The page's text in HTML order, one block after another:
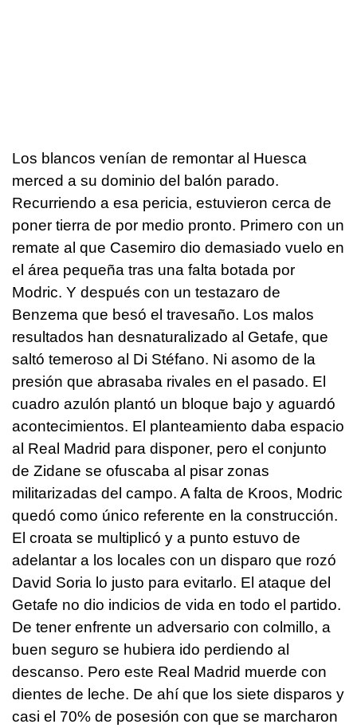
Los blancos venían de remontar al Huesca
merced a su dominio del balón parado.
Recurriendo a esa pericia, estuvieron cerca de
poner tierra de por medio pronto. Primero con un
remate al que Casemiro dio demasiado vuelo en
el área pequeña tras una falta botada por
Modric. Y después con un testazaro de
Benzema que besó el travesaño. Los malos
resultados han desnaturalizado al Getafe, que
saltó temeroso al Di Stéfano. Ni asomo de la
presión que abrasaba rivales en el pasado. El
cuadro azulón plantó un bloque bajo y aguardó
acontecimientos. El planteamiento daba espacio
al Real Madrid para disponer, pero el conjunto
de Zidane se ofuscaba al pisar zonas
militarizadas del campo. A falta de Kroos, Modric
quedó como único referente en la construcción.
El croata se multiplicó y a punto estuvo de
adelantar a los locales con un disparo que rozó
David Soria lo justo para evitarlo. El ataque del
Getafe no dio indicios de vida en todo el partido.
De tener enfrente un adversario con colmillo, a
buen seguro se hubiera ido perdiendo al
descanso. Pero este Real Madrid muerde con
dientes de leche. De ahí que los siete disparos y
casi el 70% de posesión con que se marcharon